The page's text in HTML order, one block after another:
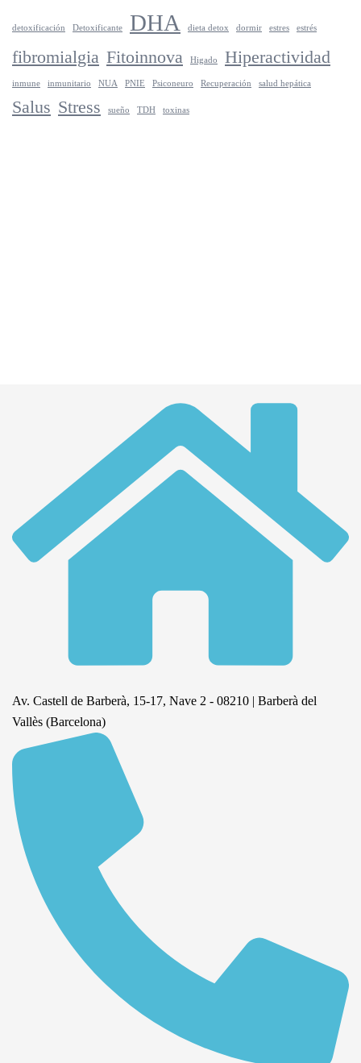
detoxificación Detoxificante DHA dieta detox dormir estres estrés
fibromialgia Fitoinnova Higado Hiperactividad
inmune inmunitario NUA PNIE Psiconeuro Recuperación salud hepática
Salus Stress sueño TDH toxinas
Av. Castell de Barberà, 15-17, Nave 2 - 08210 | Barberà del
Vallès (Barcelona)